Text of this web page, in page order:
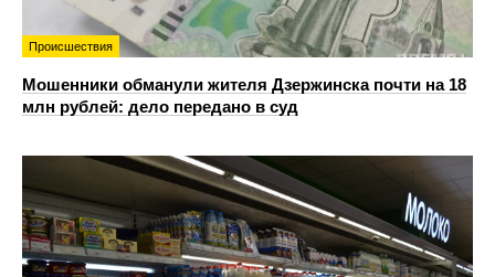
Происшествия
Мошенники обманули жителя Дзержинска почти на 18
млн рублей: дело передано в суд